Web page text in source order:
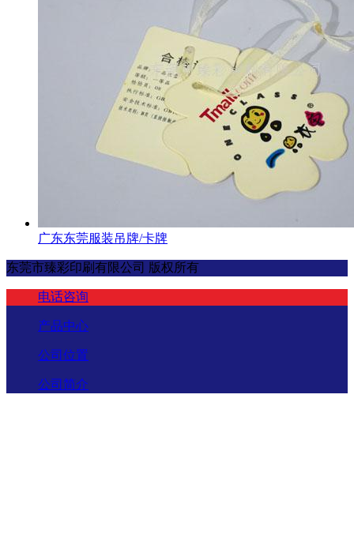
广东东莞服装吊牌/卡牌
东莞市臻彩印刷有限公司 版权所有
电话咨询
产品中心
公司位置
公司简介